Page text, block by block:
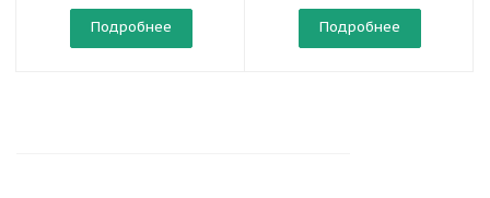
Подробнее Подробнее